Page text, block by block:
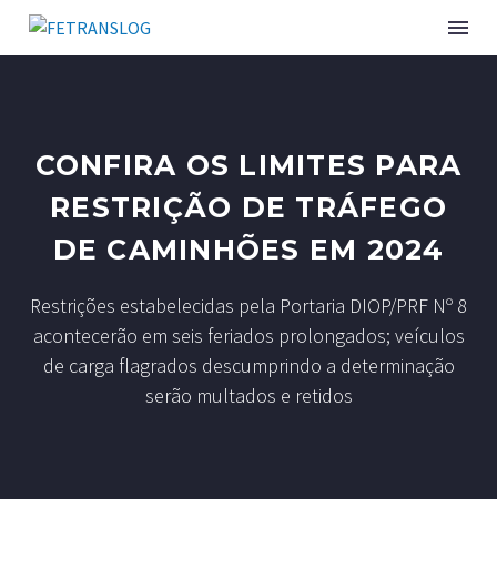
SINDICATOS ASSOCIADOS
SERVIÇOS
CURSOS E EVENTOS
PUBLICAÇÕES
CONFIRA OS LIMITES PARA
RESTRIÇÃO DE TRÁFEGO
DE CAMINHÕES EM 2024
Restrições estabelecidas pela Portaria DIOP/PRF Nº 8
acontecerão em seis feriados prolongados; veículos
de carga flagrados descumprindo a determinação
serão multados e retidos